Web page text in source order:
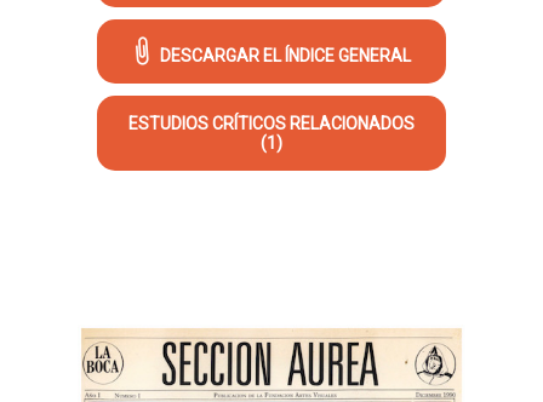
DESCARGAR EL ÍNDICE GENERAL
ESTUDIOS CRÍTICOS RELACIONADOS
(1)